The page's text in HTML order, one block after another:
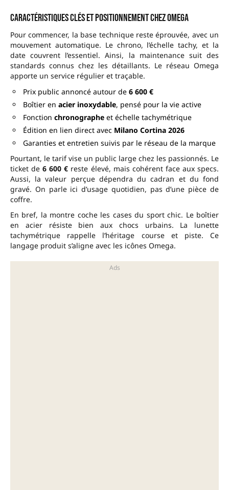
Caractéristiques clés et positionnement chez Omega
Pour commencer, la base technique reste éprouvée, avec un
mouvement automatique. Le chrono, l’échelle tachy, et la
date couvrent l’essentiel. Ainsi, la maintenance suit des
standards connus chez les détaillants. Le réseau Omega
apporte un service régulier et traçable.
Prix public annoncé autour de 6 600 €
Boîtier en acier inoxydable, pensé pour la vie active
Fonction chronographe et échelle tachymétrique
Édition en lien direct avec Milano Cortina 2026
Garanties et entretien suivis par le réseau de la marque
Pourtant, le tarif vise un public large chez les passionnés. Le
ticket de6 600 € reste élevé, mais cohérent face aux specs.
Aussi, la valeur perçue dépendra du cadran et du fond
gravé. On parle ici d’usage quotidien, pas d’une pièce de
coffre.
En bref, la montre coche les cases du sport chic. Le boîtier
en acier résiste bien aux chocs urbains. La lunette
tachymétrique rappelle l’héritage course et piste. Ce
langage produit s’aligne avec les icônes Omega.